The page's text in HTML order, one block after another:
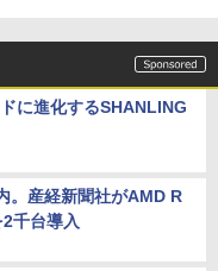
に進化するSHANLING
。産経新聞社がAMD R
千台導入